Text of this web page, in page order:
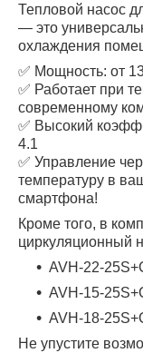
Тепловой насос
— это
охлаждения
✅ Мощность: от
✅ Работает при
современному
✅ Высокий
4.1
✅ Управление
температуру в
смартфона!
Кроме того, в
циркуляционный
AVH-22-
AVH-15-
AVH-18-
Не упустите